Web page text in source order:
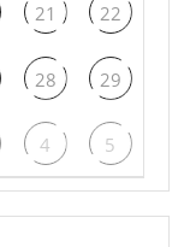
21 22
28 29
4 5